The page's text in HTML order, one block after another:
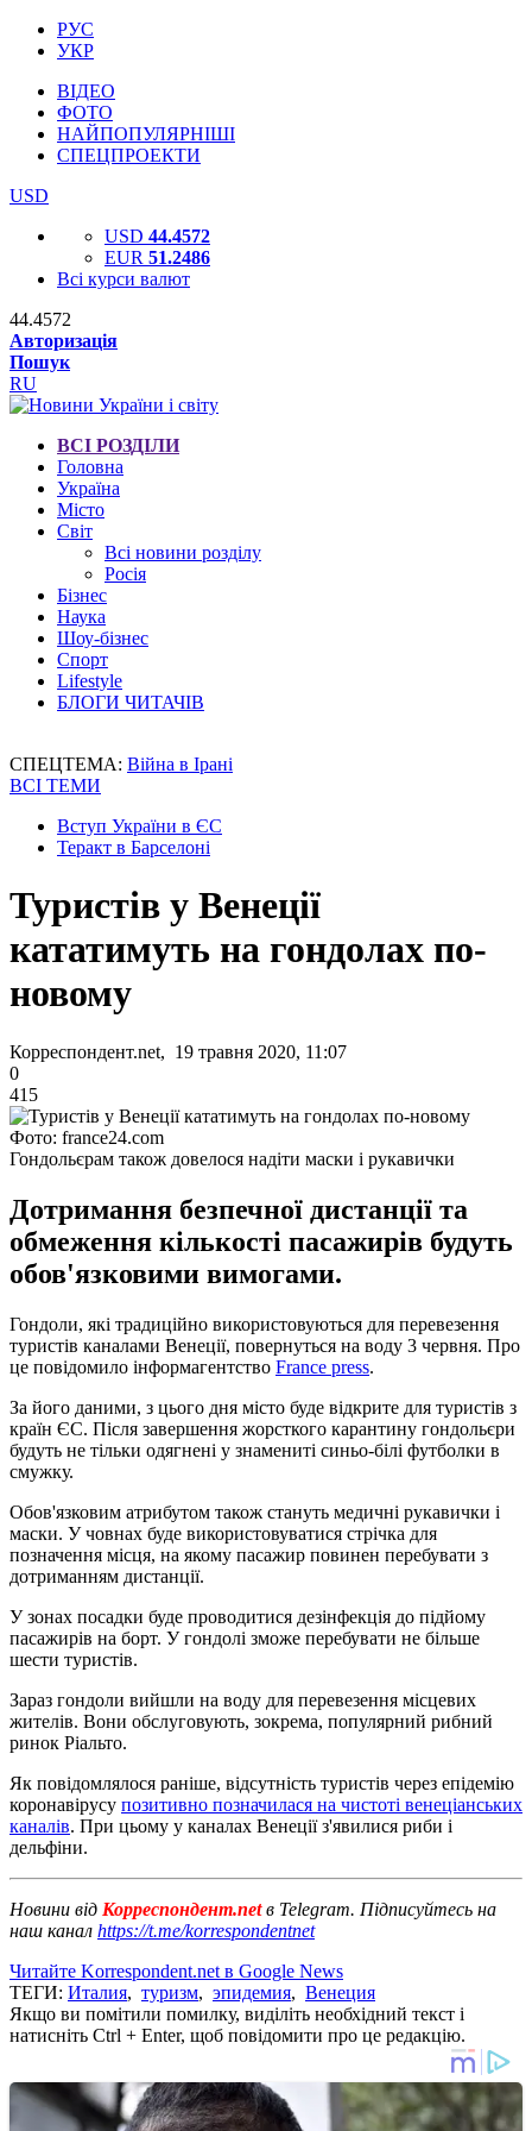
РУС
УКР
ВІДЕО
ФОТО
НАЙПОПУЛЯРНІШІ
СПЕЦПРОЕКТИ
USD
USD 44.4572
EUR 51.2486
Всі курси валют
44.4572
Авторизація
Пошук
RU
ВСІ РОЗДІЛИ
Головна
Україна
Місто
Світ
Всі новини розділу
Росія
Бізнес
Наука
Шоу-бізнес
Спорт
Lifestyle
БЛОГИ ЧИТАЧІВ
СПЕЦТЕМА: Війна в Ірані
ВСІ ТЕМИ
Вступ України в ЄС
Теракт в Барселоні
Туристів у Венеції
кататимуть на гондолах по-
новому
Корреспондент.net, 19 травня 2020, 11:07
0
415
Фото: france24.com
Гондольєрам також довелося надіти маски і рукавички
Дотримання безпечної дистанції та
обмеження кількості пасажирів будуть
обов'язковими вимогами.
Гондоли, які традиційно використовуються для перевезення
туристів каналами Венеції, повернуться на воду 3 червня. Про
це повідомило інформагентство France press.
За його даними, з цього дня місто буде відкрите для туристів з
країн ЄС. Після завершення жорсткого карантину гондольєри
будуть не тільки одягнені у знамениті синьо-білі футболки в
смужку.
Обов'язковим атрибутом також стануть медичні рукавички і
маски. У човнах буде використовуватися стрічка для
позначення місця, на якому пасажир повинен перебувати з
дотриманням дистанції.
У зонах посадки буде проводитися дезінфекція до підйому
пасажирів на борт. У гондолі зможе перебувати не більше
шести туристів.
Зараз гондоли вийшли на воду для перевезення місцевих
жителів. Вони обслуговують, зокрема, популярний рибний
ринок Ріальто.
Як повідомлялося раніше, відсутність туристів через епідемію
коронавірусу позитивно позначилася на чистоті венеціанських
каналів. При цьому у каналах Венеції з'явилися риби і
дельфіни.
Новини від Корреспондент.netв Telegram. Підписуйтесь на
наш канал https://t.me/korrespondentnet
Читайте Korrespondent.net в Google News
ТЕГИ: Италия, туризм, эпидемия, Венеция
Якщо ви помітили помилку, виділіть необхідний текст і
натисніть Ctrl + Enter, щоб повідомити про це редакцію.